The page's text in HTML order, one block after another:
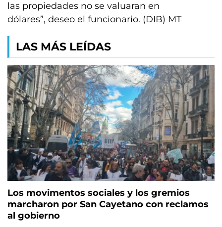
las propiedades no se valuaran en
dólares”, deseo el funcionario. (DIB) MT
LAS MÁS LEÍDAS
Los movimentos sociales y los gremios
marcharon por San Cayetano con reclamos
al gobierno